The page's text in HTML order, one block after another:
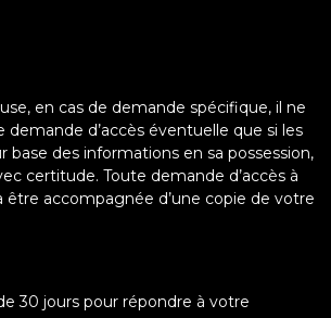
en cas de demande spécifique, il ne
demande d’accès éventuelle que si les
base des informations en sa possession,
certitude. Toute demande d’accès à
être accompagnée d’une copie de votre
30 jours pour répondre à votre